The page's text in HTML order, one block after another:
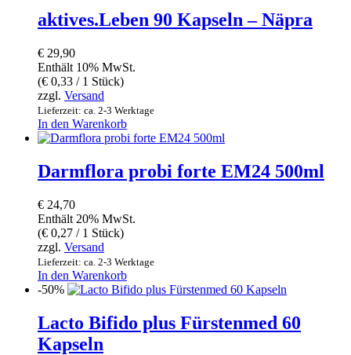
aktives.Leben 90 Kapseln – Näpra
€ 29,90
Enthält 10% MwSt.
(€ 0,33 / 1 Stück)
zzgl. Versand
Lieferzeit: ca. 2-3 Werktage
In den Warenkorb
Darmflora probi forte EM24 500ml
€ 24,70
Enthält 20% MwSt.
(€ 0,27 / 1 Stück)
zzgl. Versand
Lieferzeit: ca. 2-3 Werktage
In den Warenkorb
-50%
Lacto Bifido plus Fürstenmed 60
Kapseln